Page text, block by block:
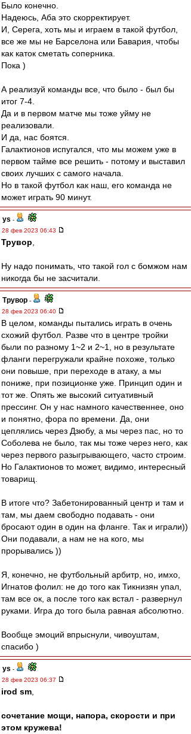
Было конечно.
Надеюсь, Аба это скорректирует.
И, Серега, хоть мы и играем в такой футбол,
все же мы не Барселона или Бавария, чтобы
как каток сметать соперника.
Пока )
А реализуй команды все, что было - был бы
итог 7-4.
Да и в первом матче мы тоже уйму не
реализовали.
И да, нас боятся.
Галактионов испугался, что мы можем уже в
первом тайме все решить - потому и выставил
своих лучших с самого начала.
Но в такой футбол как наш, его команда не
может играть 90 минут.
ys -
28 фев 2023 06:43
Трувор
Ну надо понимать, что такой гол с бомжом нам
никогда бы не засчитали.
Трувор -
28 фев 2023 06:40
В целом, команды пытались играть в очень
схожий футбол. Разве что в центре тройки
были по разному 1~2 и 2~1, но в результате
фланги перегружали крайне похоже, только
они повыше, при переходе в атаку, а мы
пониже, при позиционке уже. Принцип один и
тот же. Опять же высокий ситуативный
прессинг. Он у нас намного качественнее, оно
и понятно, фора по времени. Да, они
цеплялись через Дзюбу, а мы через пас, но то
Соболева не было, так мы тоже через него, как
через первого разыгрывающего, часто строим.
Но Галактионов то может, видимо, интересный
товарищ.
В итоге что? Забетонированный центр и там и
там, мы даем свободно подавать - они
бросают один в один на фланге. Так и играли))
Они подавали, а нам не на кого, мы
прорывались ))
Я, конечно, не футбольный арбитр, но, имхо,
Игнатов фолил: не до того как Тикнизян упал,
там все ок, а после того как встал - развернул
руками. Игра до того была равная абсолютно.
Вообще эмоций впрыснули, чивоуштам,
спасибо )
ys -
28 фев 2023 06:37
irod sm
сочетание мощи, напора, скорости и при
этом кружева!